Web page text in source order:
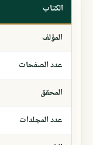
الكتاب
المؤلف
عدد الصفحات
المحقق
عدد المجلدات